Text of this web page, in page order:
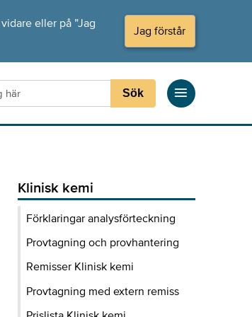
eller på ”Jag
Jag förstår
Sök
Klinisk kemi
Förklaringar analysförteckning
Provtagning och provhantering
Remisser Klinisk kemi
Provtagning med extern remiss